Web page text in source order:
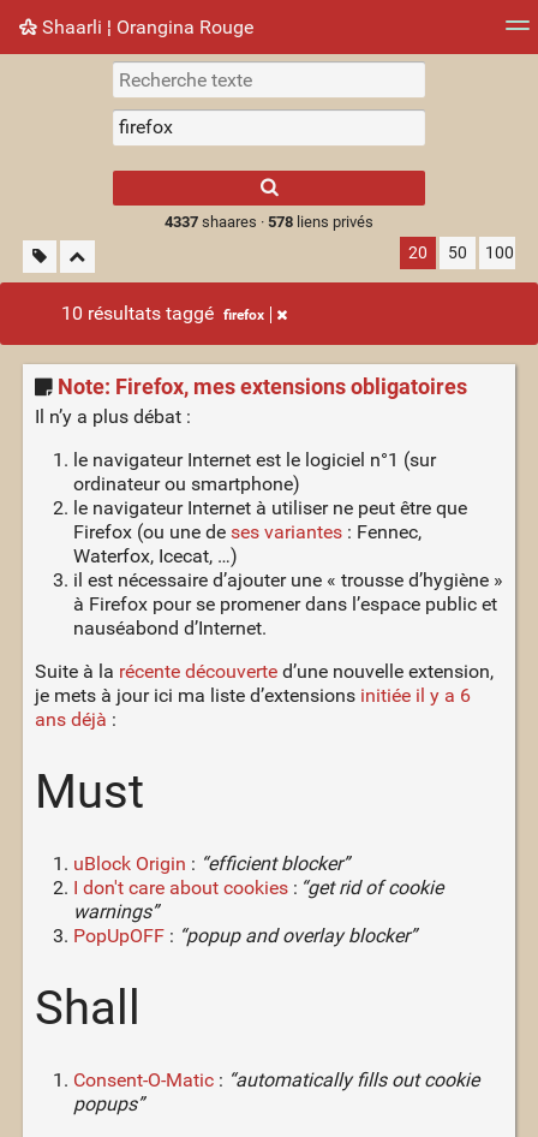
Shaarli ¦ Orangina Rouge
Nuage de tags Mur d'images
results.
4337shaares · 578liens privés
20 50 100
10 résultats taggé firefox
Note: Firefox, mes extensions obligatoires
Il n’y a plus débat :
le navigateur Internet est le logiciel n°1 (sur
ordinateur ou smartphone)
le navigateur Internet à utiliser ne peut être que
Firefox (ou une de ses variantes: Fennec,
Waterfox, Icecat, …)
il est nécessaire d’ajouter une « trousse d’hygiène »
à Firefox pour se promener dans l’espace public et
nauséabond d’Internet.
Suite à la récente découverted’une nouvelle extension,
je mets à jour ici ma liste d’extensions initiée il y a 6
ans déjà :
Must
uBlock Origin : “efficient blocker”
I don't care about cookies: “get rid of cookie
warnings”
PopUpOFF: “popup and overlay blocker”
Shall
Consent-O-Matic: “automatically fills out cookie
popups”